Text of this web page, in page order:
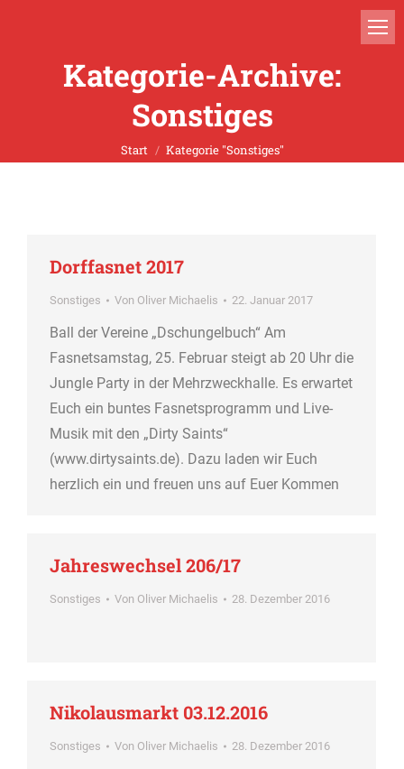
Kategorie-Archive:
Sonstiges
Sie befinden sich hier:
Start Kategorie "Sonstiges"
Dorffasnet 2017
Sonstiges Von Oliver Michaelis 22. Januar 2017
Ball der Vereine „Dschungelbuch“ Am
Fasnetsamstag, 25. Februar steigt ab 20 Uhr die
Jungle Party in der Mehrzweckhalle. Es erwartet
Euch ein buntes Fasnetsprogramm und Live-
Musik mit den „Dirty Saints“
(www.dirtysaints.de). Dazu laden wir Euch
herzlich ein und freuen uns auf Euer Kommen
Jahreswechsel 206/17
Sonstiges Von Oliver Michaelis 28. Dezember 2016
Nikolausmarkt 03.12.2016
Sonstiges Von Oliver Michaelis 28. Dezember 2016